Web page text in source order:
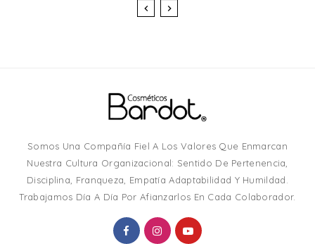
Somos Una Compañía Fiel A Los Valores Que Enmarcan
Nuestra Cultura Organizacional: Sentido De Pertenencia,
Disciplina, Franqueza, Empatía Adaptabilidad Y Humildad.
Trabajamos Día A Día Por Afianzarlos En Cada Colaborador.